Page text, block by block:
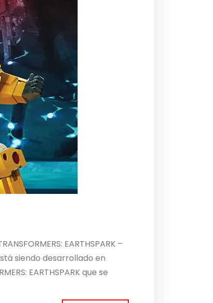
EARTHSPARK –
siendo desarrollado en
EARTHSPARK que se